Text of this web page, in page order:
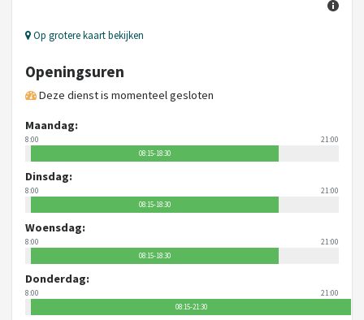
Op grotere kaart bekijken
Openingsuren
Deze dienst is momenteel gesloten
Maandag:
8:00 21:00
08:15-18:30
Dinsdag:
8:00 21:00
08:15-18:30
Woensdag:
8:00 21:00
08:15-18:30
Donderdag:
8:00 21:00
08:15-21:30